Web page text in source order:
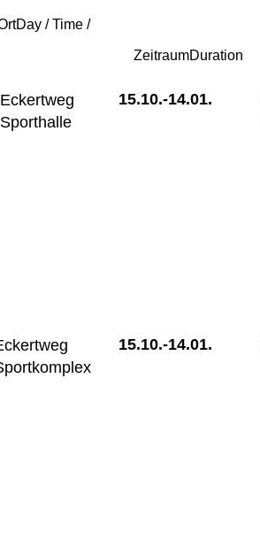
Day / Time /
ZeitraumDuration
Eckertweg
Sporthalle
15.10.-14.01.
15.10.-14.01.